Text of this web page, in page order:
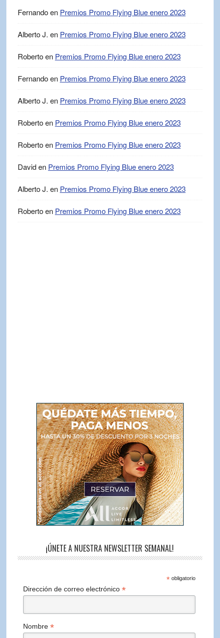
Fernandoen Premios Promo Flying Blue enero 2023
Alberto J. en Premios Promo Flying Blue enero 2023
Robertoen Premios Promo Flying Blue enero 2023
Fernandoen Premios Promo Flying Blue enero 2023
Alberto J. en Premios Promo Flying Blue enero 2023
Robertoen Premios Promo Flying Blue enero 2023
Robertoen Premios Promo Flying Blue enero 2023
Daviden Premios Promo Flying Blue enero 2023
Alberto J. en Premios Promo Flying Blue enero 2023
Robertoen Premios Promo Flying Blue enero 2023
¡ÚNETE A NUESTRA NEWSLETTER SEMANAL!
*obligatorio
Dirección de correo electrónico*
Nombre*